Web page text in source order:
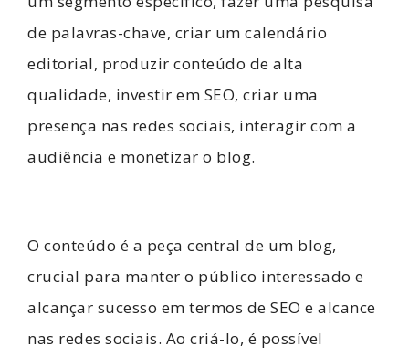
de palavras-chave, criar um calendário
editorial, produzir conteúdo de alta
qualidade, investir em SEO, criar uma
presença nas redes sociais, interagir com a
audiência e monetizar o blog.
O conteúdo é a peça central de um blog,
crucial para manter o público interessado e
alcançar sucesso em termos de SEO e alcance
nas redes sociais. Ao criá-lo, é possível